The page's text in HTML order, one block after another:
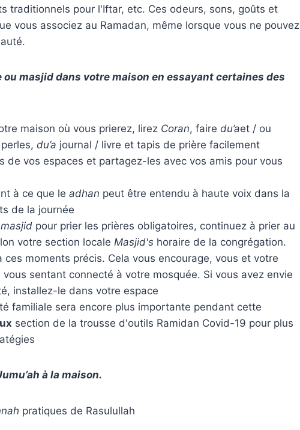
traditionnels pour l'Iftar, etc. Ces odeurs, sons, goûts et
vous associez au Ramadan, même lorsque vous ne pouvez
masjid dans votre maison en essayant certaines des
maison où vous prierez, lirez Coran, faire du’aet / ou
du’a journal / livre et tapis de prière facilement
de vos espaces et partagez-les avec vos amis pour vous
à ce que le adhan peut être entendu à haute voix dans la
de la journée
masjid pour prier les prières obligatoires, continuez à prier au
votre section locale Masjid's horaire de la congrégation.
moments précis. Cela vous encourage, vous et votre
sentant connecté à votre mosquée. Si vous avez envie
installez-le dans votre espace
familiale sera encore plus importante pendant cette
section de la trousse d'outils Ramidan Covid-19 pour plus
à la maison.
pratiques de Rasulullah